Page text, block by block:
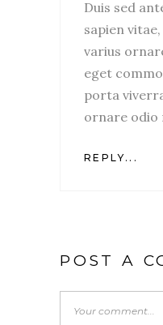
Duis sed
sapien
varius
eget
porta
ornare odio
REPLY...
POST A